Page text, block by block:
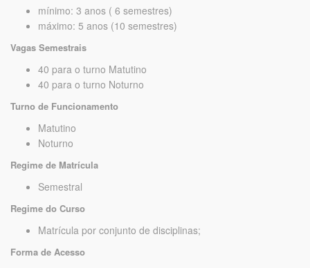
mínimo: 3 anos ( 6 semestres)
máximo: 5 anos (10 semestres)
Vagas Semestrais
40 para o turno Matutino
40 para o turno Noturno
Turno de Funcionamento
Matutino
Noturno
Regime de Matrícula
Semestral
Regime do Curso
Matrícula por conjunto de disciplinas;
Forma de Acesso